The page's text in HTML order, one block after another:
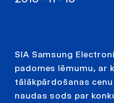
SIA Samsung
padomes lēmumu, ar
tālākpārdošanas
naudas sods par